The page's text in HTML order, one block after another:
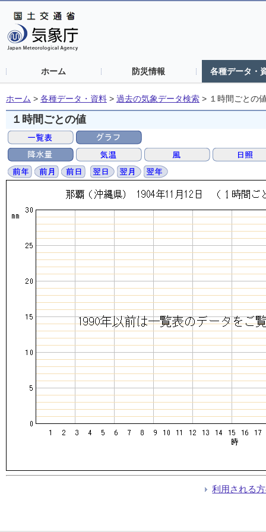
ホーム 防災情報 各種データ・
ホーム > 各種データ・資料 > 過去の気象データ検索 > １時間ごとの
１時間ごとの値
利用される